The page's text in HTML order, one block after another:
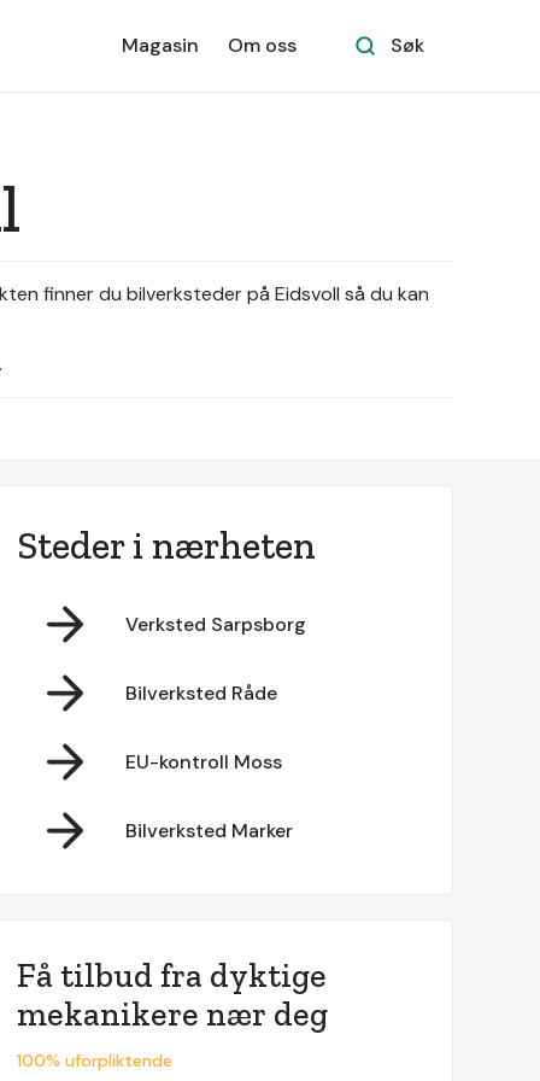
Magasin Om oss Søk
finner du bilverksteder på Eidsvoll så du kan
Steder i nærheten
Verksted Sarpsborg
Bilverksted Råde
EU-kontroll Moss
Bilverksted Marker
Få tilbud fra dyktige
mekanikere nær deg
100% uforpliktende